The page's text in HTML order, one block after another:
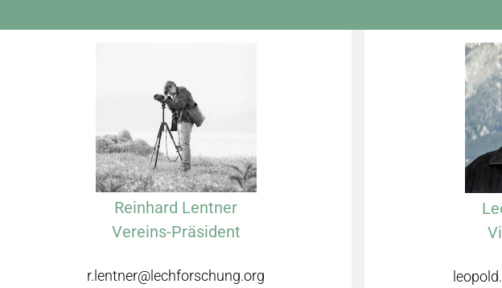
Reinhard Lentner
Vereins-Präsident
r.lentner@lechforschung.org